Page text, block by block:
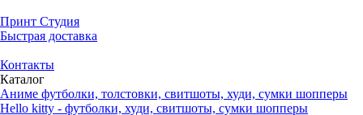
Принт Студия
Быстрая доставка
Контакты
Каталог
Аниме футболки, толстовки, свитшоты, худи, сумки шопперы
Hello kitty - футболки, худи, свитшоты, сумки шопперы